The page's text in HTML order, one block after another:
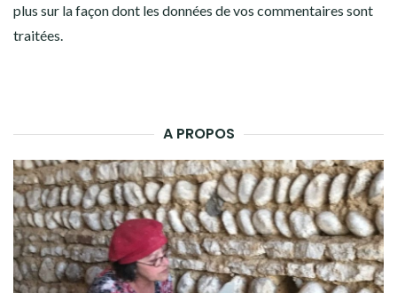
plus sur la façon dont les données de vos commentaires sont
traitées
A PROPOS